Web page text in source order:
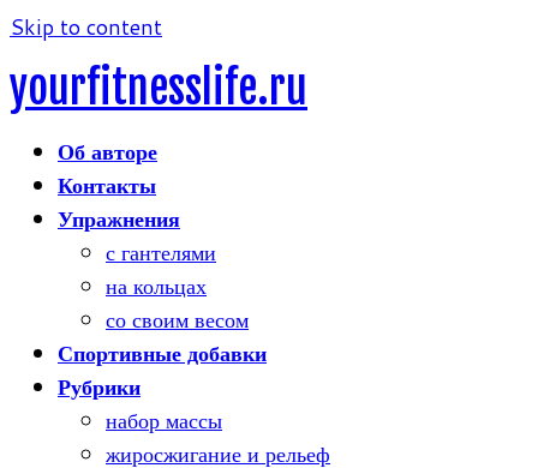
Skip to content
yourfitnesslife.ru
Об авторе
Контакты
Упражнения
с гантелями
на кольцах
со своим весом
Спортивные добавки
Рубрики
набор массы
жиросжигание и рельеф